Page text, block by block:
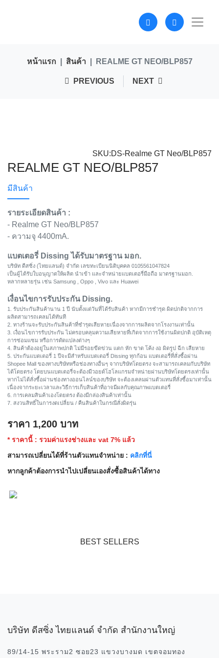
หน้าแรก สินค้า REALME GT NEO/BLP857
PREVIOUS NEXT
SKU:DS-Realme GT Neo/BLP857
REALME GT NEO/BLP857
มีสินค้า
รายระเอียดสินค้า :
- Realme GT Neo/BLP857
- ความจุ 4400mA.
แบตเตอรี่ Dissing ได้รับมาตรฐาน มอก.
บริษัท ดีสซิ่ง (ไทยแลนด์) จำกัด เลขทะเบียนนิติบุคคล 0105561047824
เป็นผู้ได้รับใบอนุญาตให้ผลิต นำเข้า และจำหน่ายแบตเตอรี่มือถือ มาตรฐานมอก.
หลากหลายรุ่น เช่น Samsung , Oppo , Vivo และ Huawei
เงื่อนไขการรับประกัน Dissing.
1. รับประกันสินค้านาน 1 ปี นับตั้งแต่วันที่ได้รับสินค้า หากมีการชำรุด ผิดปกติจากการ
ผลิตสามารถเคลมได้ทันที
2. ทางร้านจะรับประกันสินค้าที่ชำรุดเสียหายเนื่องจากการผลิตจากโรงงานเท่านั้น
3. เงื่อนไขการรับประกัน ไม่ครอบคลุมความเสียหายที่เกิดจากการใช้งานผิดปกติ อุบัติเหตุ
การซ่อมแซม หรือการดัดแปลงต่างๆ
4. สินค้าต้องอยู่ในสภาพปกติ ไม่มีรอยขีดข่วน แตก หัก ขาด โค้ง งอ ผิดรูป ฉีก เสียหาย
5. ประกันแบตเตอรี่ 1 ปีจะมีสำหรับแบตเตอรี่ Dissing ทุกก้อน แบตเตอรี่ที่สั่งซื้อผ่าน
Shopee Mall ของทางบริษัทหรือช่องทางอื่นๆ จากบริษัทโดยตรง จะสามารถเคลมกับบริษัท
ได้โดยตรง โดยบนแบตเตอรี่จะต้องมีวอยด์โฮโลแกรมจำหน่ายผ่านบริษัทโดยตรงเท่านั้น
หากไม่ได้สั่งซื้อผ่านช่องทางออนไลน์ของบริษัท จะต้องเคลมผ่านตัวแทนที่สั่งซื้อมาเท่านั้น
เนื่องจากระยะเวลาและวิธีการเก็บสินค้าที่อาจมีผลกับคุณภาพแบตเตอรี่
6. การเคลมสินค้าเองโดยตรง ต้องมีกล่องสินค้าเท่านั้น
7. สงวนสิทธิ์ในการงดเปลี่ยน / คืนสินค้าในกรณีสั่งผิดรุ่น
ราคา 1,200 บาท
* ราคานี้ : รวมค่าแรงช่างและ vat 7% แล้ว
สามารถเปลี่ยนได้ที่ร้านตัวแทนจำหน่าย : คลิกที่นี่
หากลูกค้าต้องการนำไปเปลี่ยนเองสั่งซื้อสินค้าได้ทาง
BEST SELLERS
บริษัท ดีสซิ่ง ไทยแลนด์ จำกัด สำนักงานใหญ่
89/14-15 พระราม2 ซอย23 แขวงบางมด เขตจอมทอง